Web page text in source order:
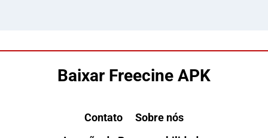
Baixar Freecine APK
Contato
Sobre nós